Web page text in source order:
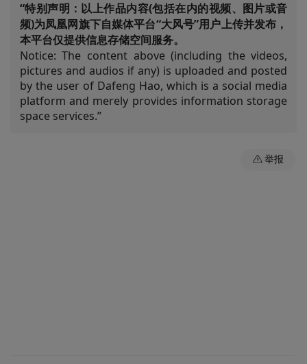
“特别声明：以上作品内容(包括在内的视频、图片或音
频)为凤凰网旗下自媒体平台“大风号”用户上传并发布，
本平台仅提供信息存储空间服务。
Notice: The content above (including the videos,
pictures and audios if any) is uploaded and posted
by the user of Dafeng Hao, which is a social media
platform and merely provides information storage
space services.”
举报